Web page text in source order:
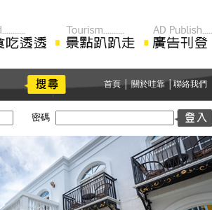
首頁│關於哇靠│ 聯絡我們
密碼